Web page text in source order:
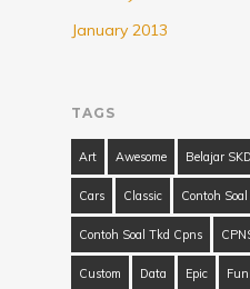
January 2013
TAGS
Art Awesome Belajar
Cars Classic Contoh
Contoh Soal Tkd Cpns
Custom Data Epic